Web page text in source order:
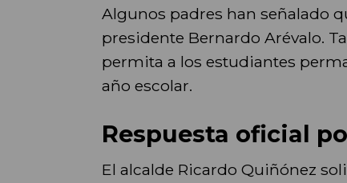
Algunos padres han señalado
presidente Bernardo Arévalo.
permita a los estudiantes
año escolar.
Respuesta oficial
El alcalde Ricardo Quiñónez